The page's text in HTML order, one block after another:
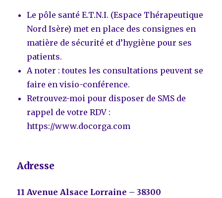
Le pôle santé E.T.N.I. (Espace Thérapeutique
Nord Isère) met en place des consignes en
matière de sécurité et d’hygiène pour ses
patients.
A noter : toutes les consultations peuvent se
faire en visio-conférence.
Retrouvez-moi pour disposer de SMS de
rappel de votre RDV :
https://www.docorga.com
Adresse
11 Avenue Alsace Lorraine – 38300